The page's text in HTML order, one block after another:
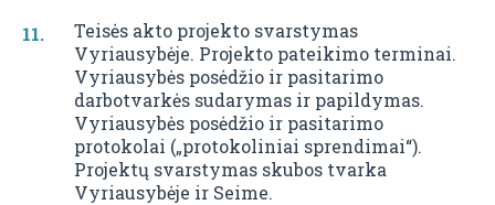
Teisės akto projekto svarstymas
Vyriausybėje. Projekto pateikimo terminai.
Vyriausybės posėdžio ir pasitarimo
darbotvarkės sudarymas ir papildymas.
Vyriausybės posėdžio ir pasitarimo
protokolai („protokoliniai sprendimai“).
Projektų svarstymas skubos tvarka
Vyriausybėje ir Seime.